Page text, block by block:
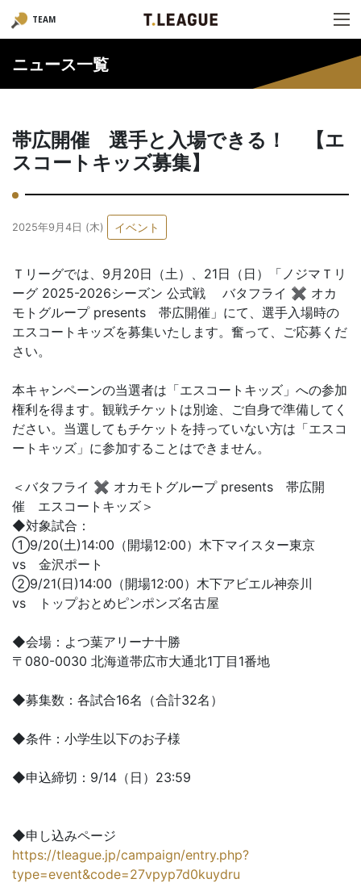
TEAM
ニュース一覧
帯広開催 選手と入場できる！ 【エ
スコートキッズ募集】
2025年9月4日 (木) イベント
Ｔリーグでは、9月20日（土）、21日（日）「ノジマＴリ
ーグ 2025-2026シーズン 公式戦 バタフライ ✖ オカ
モトグループ presents 帯広開催」にて、選手入場時の
エスコートキッズを募集いたします。奮って、ご応募くだ
さい。
本キャンペーンの当選者は「エスコートキッズ」への参加
権利を得ます。観戦チケットは別途、ご自身で準備してく
ださい。当選してもチケットを持っていない方は「エスコ
ートキッズ」に参加することはできません。
＜バタフライ ✖ オカモトグループ presents 帯広開
催 エスコートキッズ＞
◆対象試合：
①9/20(土)14:00（開場12:00）木下マイスター東京
vs 金沢ポート
②9/21(日)14:00（開場12:00）木下アビエル神奈川
vs トップおとめピンポンズ名古屋
◆会場：よつ葉アリーナ十勝
〒080-0030 北海道帯広市大通北1丁目1番地
◆募集数：各試合16名（合計32名）
◆条件：小学生以下のお子様
◆申込締切：9/14（日）23:59
◆申し込みページ
https://tleague.jp/campaign/entry.php?
type=event&code=27vpyp7d0kuydru